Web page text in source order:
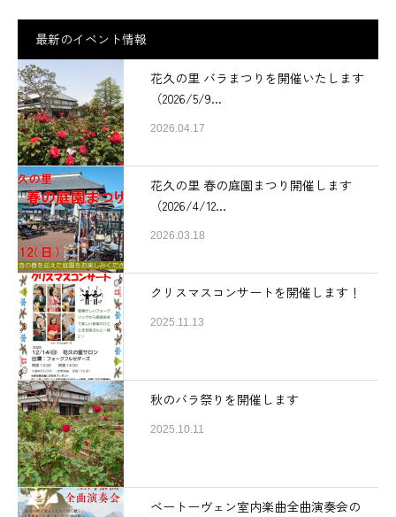
最新のイベント情報
花久の里 バラまつりを開催いたします
（2026/5/9...
2026.04.17
花久の里 春の庭園まつり開催します
（2026/4/12...
2026.03.18
クリスマスコンサートを開催します！
2025.11.13
秋のバラ祭りを開催します
2025.10.11
ベートーヴェン室内楽曲全曲演奏会の